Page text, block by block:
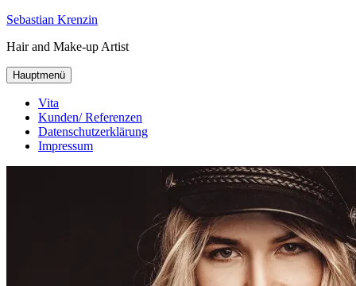
Zum
springen
Sebastian Krenzin
Hair and Make-up Artist
Hauptmenü
Vita
Kunden/ Referenzen
Datenschutzerklärung
Impressum